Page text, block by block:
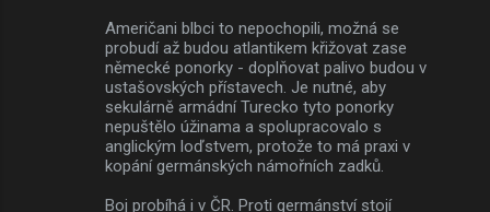
Američani blbci to nepochopili, možná se
probudí až budou atlantikem křižovat zase
německé ponorky - doplňovat palivo budou v
ustašovských přístavech. Je nutné, aby
sekulárně armádní Turecko tyto ponorky
nepuštělo úžinama a spolupracovalo s
anglickým loďstvem, protože to má praxi v
kopání germánských námořních zadků.
Boj probíhá i v ČR. Proti germánství stojí